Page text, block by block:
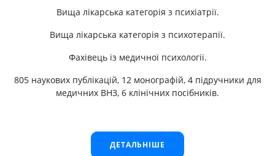
Вища лікарська категорія з психіатрії.
Вища лікарська категорія з психотерапії.
Фахівець із медичної психології.
805 наукових публікацій, 12 монографій, 4 підручники для
медичних ВНЗ, 6 клінічних посібників.
ДЕТАЛЬНІШЕ